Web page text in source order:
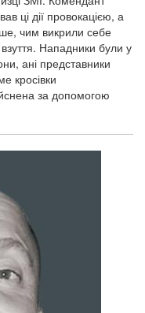
ці дії провокацією, а
чим викрили себе
Нападники були у
ані представники
кросівки
за допомогою